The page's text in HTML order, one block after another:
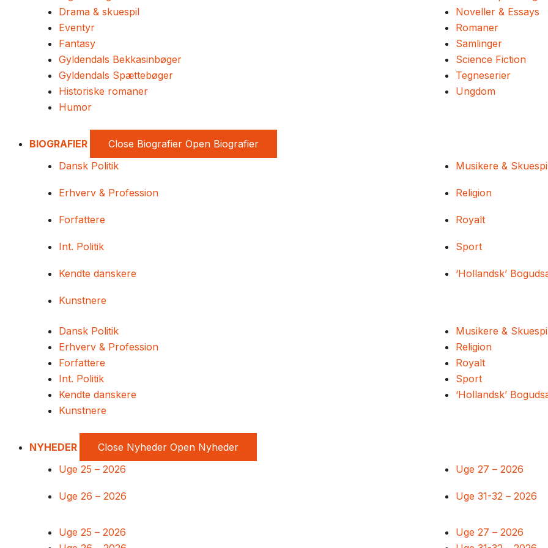
Drama & skuespil
Eventyr
Fantasy
Gyldendals Bekkasinbøger
Gyldendals Spættebøger
Historiske romaner
Humor
Noveller & Essays
Romaner
Samlinger
Science Fiction
Tegneserier
Ungdom
BIOGRAFIER Close Biografier Open Biografier
Dansk Politik
Erhverv & Profession
Forfattere
Int. Politik
Kendte danskere
Kunstnere
Musikere &
Religion
Royalt
Sport
‘Hollandsk’
Dansk Politik
Erhverv & Profession
Forfattere
Int. Politik
Kendte danskere
Kunstnere
Musikere &
Religion
Royalt
Sport
‘Hollandsk’
NYHEDER Close Nyheder Open Nyheder
Uge 25 – 2026
Uge 26 – 2026
Uge 27 – 2026
Uge 31-32 – 2026
Uge 25 – 2026
Uge 27 – 2026